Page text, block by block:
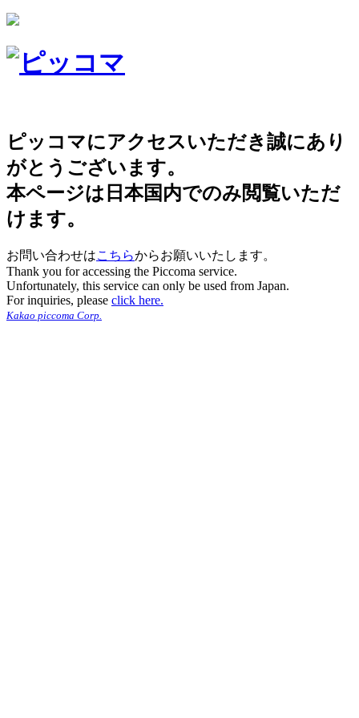
ピッコマにアクセスいただき誠にあり
がとうございます。
本ページは日本国内でのみ閲覧いただ
けます。
お問い合わせはこちらからお願いいたします。
Thank you for accessing the Piccoma service.
Unfortunately, this service can only be used from Japan.
For inquiries, please click here.
Kakao piccoma Corp.